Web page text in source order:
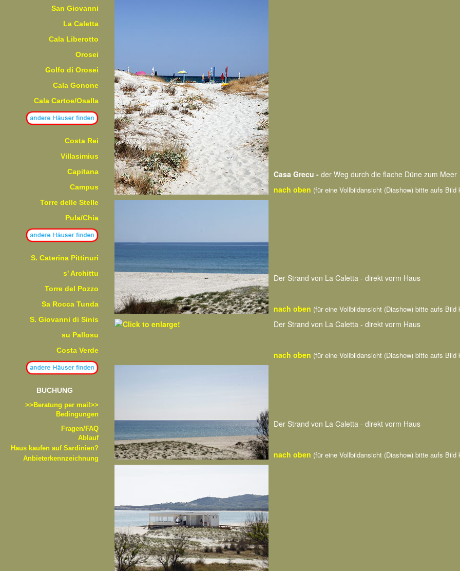
San Giovanni
La Caletta
Cala Liberotto
Orosei
Golfo di Orosei
Cala Gonone
Cala Cartoe/Osalla
Costa Rei
Villasimius
Capitana
Campus
Torre delle Stelle
Pula/Chia
S. Caterina Pittinuri
s' Archittu
Torre del Pozzo
Sa Rocca Tunda
S. Giovanni di Sinis
su Pallosu
Costa Verde
BUCHUNG
>>Beratung per mail>>
Bedingungen
Fragen/FAQ
Ablauf
Haus kaufen auf Sardinien?
Anbieterkennzeichnung
Casa Grecu - der Weg durch die flache Düne zum Meer
nach oben (für eine Vollbildansicht (Diashow) bitte aufs Bild
Der Strand von La Caletta - direkt vorm Haus
nach oben (für eine Vollbildansicht (Diashow) bitte aufs Bild
Der Strand von La Caletta - direkt vorm Haus
nach oben (für eine Vollbildansicht (Diashow) bitte aufs Bild
Der Strand von La Caletta - direkt vorm Haus
nach oben (für eine Vollbildansicht (Diashow) bitte aufs Bild